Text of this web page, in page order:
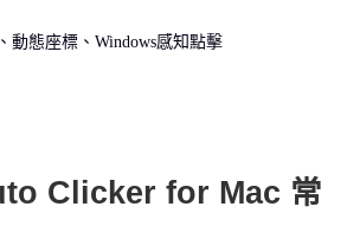
動態座標、Windows感知點擊
Clicker for Mac 常